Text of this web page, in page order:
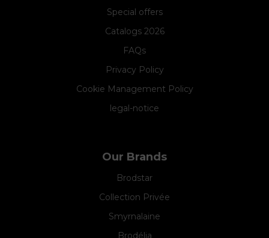
Special offers
Catalogs 2026
FAQs
Privacy Policy
Cookie Management Policy
legal-notice
Our Brands
Brodstar
Collection Privée
Smyrnalaine
Brodélia